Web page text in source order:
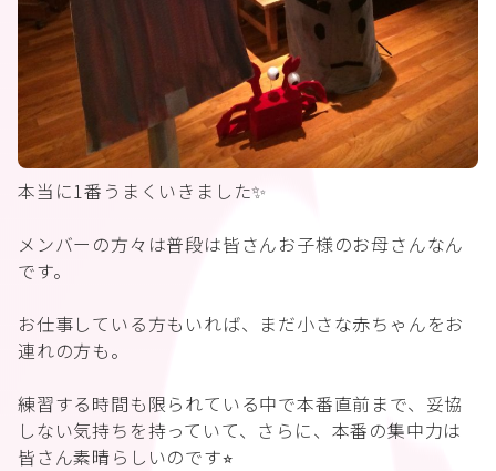
本当に1番うまくいきました✨
メンバーの方々は普段は皆さんお子様のお母さんなん
です。
お仕事している方もいれば、まだ小さな赤ちゃんをお
連れの方も。
練習する時間も限られている中で本番直前まで、妥協
しない気持ちを持っていて、さらに、本番の集中力は
皆さん素晴らしいのです⭐︎